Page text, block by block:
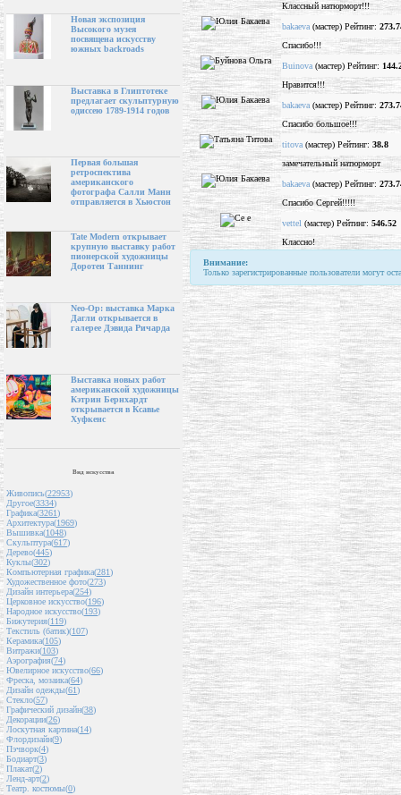
Новая экспозиция
Высокого музея
посвящена искусству
южных backroads
Выставка в Глиптотеке
предлагает скульптурную
одиссею 1789-1914 годов
Первая большая
ретроспектива
американского
фотографа Салли Манн
отправляется в Хьюстон
Tate Modern открывает
крупную выставку работ
пионерской художницы
Доротеи Таннинг
Neo-Op: выставка Марка
Дагли открывается в
галерее Дэвида Ричарда
Выставка новых работ
американской художницы
Кэтрин Бернхардт
открывается в Ксавье
Хуфкенс
Вид искусства
Живопись(22953)
Другое(3334)
Графика(3261)
Архитектура(1969)
Вышивка(1048)
Скульптура(617)
Дерево(445)
Куклы(302)
Компьютерная графика(281)
Художественное фото(273)
Дизайн интерьера(254)
Церковное искусство(196)
Народное искусство(193)
Бижутерия(119)
Текстиль (батик)(107)
Керамика(105)
Витражи(103)
Аэрография(74)
Ювелирное искусство(66)
Фреска, мозаика(64)
Дизайн одежды(61)
Стекло(57)
Графический дизайн(38)
Декорации(26)
Лоскутная картина(14)
Флордизайн(9)
Пэчворк(4)
Бодиарт(3)
Плакат(2)
Ленд-арт(2)
Театр. костюмы(0)
Классный натюрморт!!!
bakaeva (мастер) Рейтинг:
Спасибо!!!
Buinova (мастер) Рейтинг:
Нравится!!!
bakaeva (мастер) Рейтинг:
Спасибо большое!!!
titova (мастер) Рейтинг: 38.8
замечательный натюрморт
bakaeva (мастер) Рейтинг:
Спасибо Сергей!!!!!
vettel (мастер) Рейтинг: 546.52
Классно!
Внимание:
Только зарегистрированные пользователи могут